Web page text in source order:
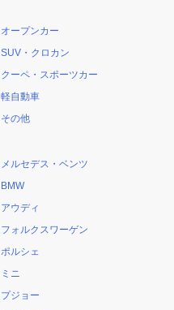
オープンカー
SUV・クロカン
クーペ・スポーツカー
軽自動車
その他
メルセデス・ベンツ
BMW
アウディ
フォルクスワーゲン
ポルシェ
ミニ
プジョー